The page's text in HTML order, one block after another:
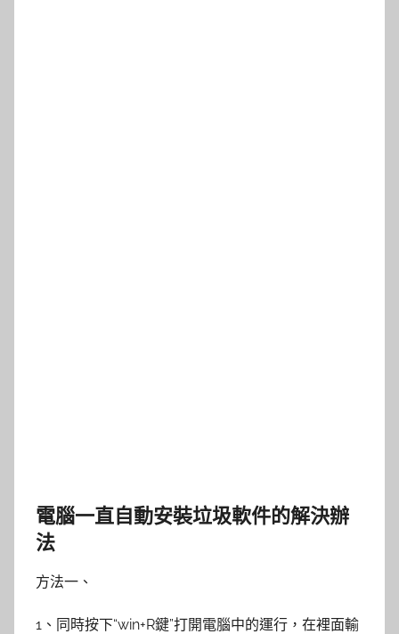
電腦一直自動安裝垃圾軟件的解決辦
法
方法一、
1、同時按下“win+R鍵”打開電腦中的運行，在裡面輸